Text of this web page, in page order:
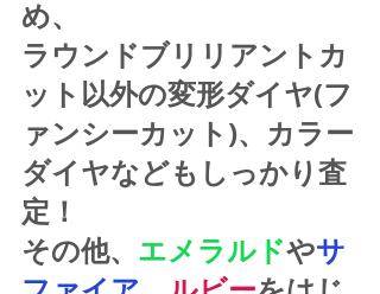
め、
ラウンドブリリアントカ
ット以外の変形ダイヤ(フ
ァンシーカット)、カラー
ダイヤなどもしっかり査
定！
その他、 エメラルドやサ